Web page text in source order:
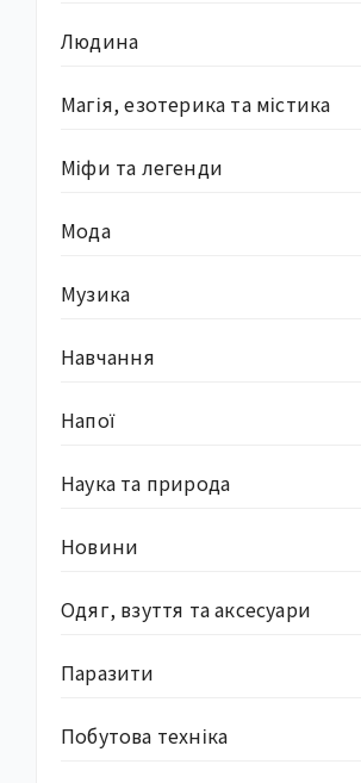
Людина
Магія, езотерика та містика
Міфи та легенди
Мода
Музика
Навчання
Напої
Наука та природа
Новини
Одяг, взуття та аксесуари
Паразити
Побутова техніка